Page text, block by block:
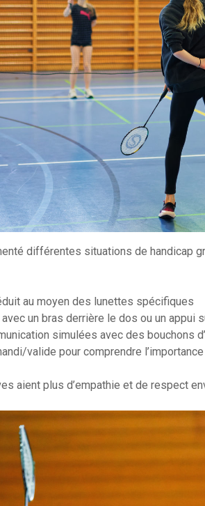
différentes situations de handicap
au moyen des lunettes spécifiques
un bras derrière le dos ou un appui
simulées avec des bouchons
valide pour comprendre
aient plus d’empathie et de respect